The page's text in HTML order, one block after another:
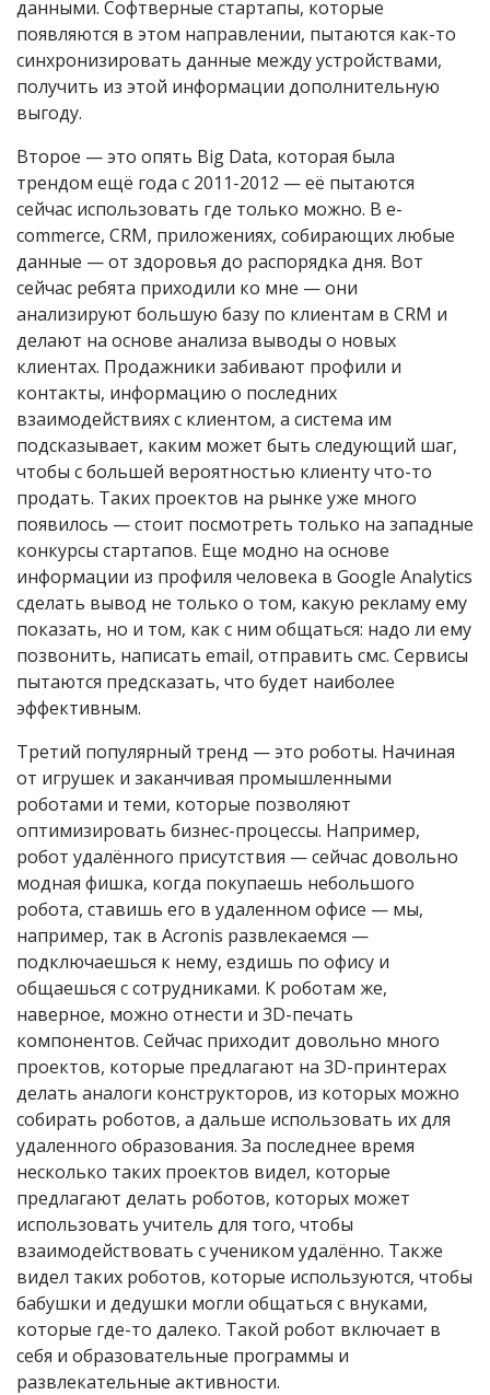
данными. Софтверные стартапы, которые
появляются в этом направлении, пытаются как-то
синхронизировать данные между устройствами,
получить из этой информации дополнительную
выгоду.
Второе — это опять Big Data, которая была
трендом ещё года с 2011-2012 — её пытаются
сейчас использовать где только можно. В e-
commerce, CRM, приложениях, собирающих любые
данные — от здоровья до распорядка дня. Вот
сейчас ребята приходили ко мне — они
анализируют большую базу по клиентам в CRM и
делают на основе анализа выводы о новых
клиентах. Продажники забивают профили и
контакты, информацию о последних
взаимодействиях с клиентом, а система им
подсказывает, каким может быть следующий шаг,
чтобы с большей вероятностью клиенту что-то
продать. Таких проектов на рынке уже много
появилось — стоит посмотреть только на западные
конкурсы стартапов. Еще модно на основе
информации из профиля человека в Google Analytics
сделать вывод не только о том, какую рекламу ему
показать, но и том, как с ним общаться: надо ли ему
позвонить, написать email, отправить смс. Сервисы
пытаются предсказать, что будет наиболее
эффективным.
Третий популярный тренд — это роботы. Начиная
от игрушек и заканчивая промышленными
роботами и теми, которые позволяют
оптимизировать бизнес-процессы. Например,
робот удалённого присутствия — сейчас довольно
модная фишка, когда покупаешь небольшого
робота, ставишь его в удаленном офисе — мы,
например, так в Acronis развлекаемся —
подключаешься к нему, ездишь по офису и
общаешься с сотрудниками. К роботам же,
наверное, можно отнести и 3D-печать
компонентов. Сейчас приходит довольно много
проектов, которые предлагают на 3D-принтерах
делать аналоги конструкторов, из которых можно
собирать роботов, а дальше использовать их для
удаленного образования. За последнее время
несколько таких проектов видел, которые
предлагают делать роботов, которых может
использовать учитель для того, чтобы
взаимодействовать с учеником удалённо. Также
видел таких роботов, которые используются, чтобы
бабушки и дедушки могли общаться с внуками,
которые где-то далеко. Такой робот включает в
себя и образовательные программы и
развлекательные активности.